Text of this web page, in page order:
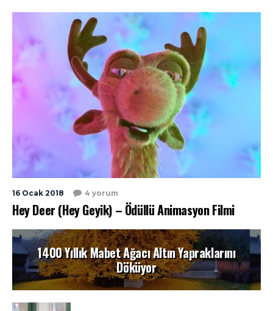
16 Ocak 2018 4 yorum
Hey Deer (Hey Geyik) – Ödüllü Animasyon Filmi
1400 Yıllık Mabet Ağacı Altın Yapraklarını
Döküyor